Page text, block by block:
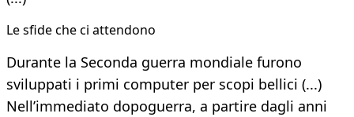
Le sfide che ci attendono
Durante la Seconda guerra mondiale furono
sviluppati i primi computer per scopi bellici (...)
Nell’immediato dopoguerra, a partire dagli anni